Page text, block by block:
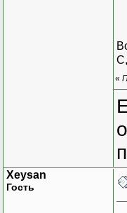
«
Xeysan
Гость